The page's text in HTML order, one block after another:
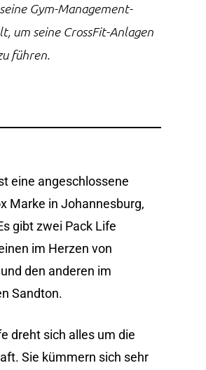
Gym-Management-
um seine CrossFit-Anlagen
führen.
eine angeschlossene
Marke in Johannesburg,
gibt zwei Pack Life
im Herzen von
den anderen im
Sandton.
dreht sich alles um die
Sie kümmern sich sehr